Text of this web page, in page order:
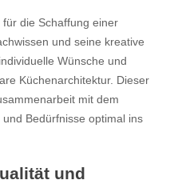
die Schaffung einer
und seine kreative
Wünsche und
Küchenarchitektur. Dieser
mit dem
Bedürfnisse optimal ins
und